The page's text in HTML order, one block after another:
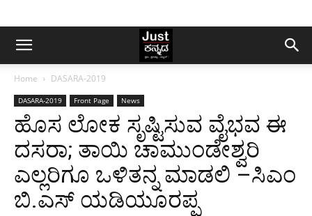
Home DASARA-2019
DASARA-2019 Front Page News
ಹೊಸ ಲೋಕ ಸೃಷ್ಟಿಸುವ ವೈಭವ ಈ
ದಸರಾ; ತಾಯಿ ಚಾಮುಂಡೇಶ್ವರಿ
ಎಲ್ಲರಿಗೂ ಒಳಿತನ್ನ ಮಾಡಲಿ –ಸಿಎಂ
ಬಿ.ಎಸ್ ಯಡಿಯೂರಪ್ಪ